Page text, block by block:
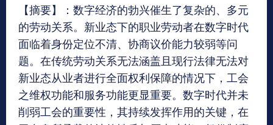
【摘要】：数字经济的勃兴催生了复杂的、多元
的劳动关系。新业态下的职业劳动者在数字时代
面临着身份定位不清、协商议价能力较弱等问
题。在传统劳动关系无法涵盖且现行法律无法对
新业态从业者进行全面权利保障的情况下，工会
之维权功能和服务功能更显重要。数字时代并未
削弱工会的重要性，其持续发挥作用的关键，在